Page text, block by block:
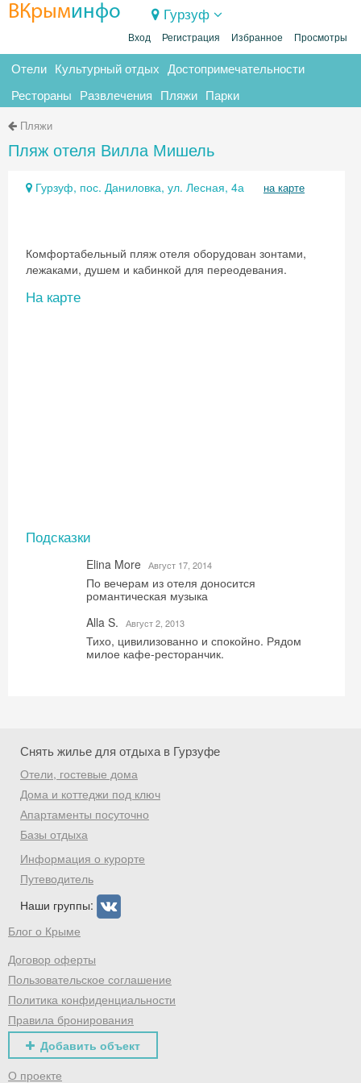
ВКрыминфо Гурзуф
Вход Регистрация Избранное Просмотры
Отели Культурный отдых Достопримечательности
Рестораны Развлечения Пляжи Парки
Пляжи
Пляж отеля Вилла Мишель
Гурзуф, пос. Даниловка, ул. Лесная, 4а на карте
Комфортабельный пляж отеля оборудован зонтами,
лежаками, душем и кабинкой для переодевания.
На карте
Подсказки
Elina More Август 17, 2014
По вечерам из отеля доносится
романтическая музыка
Alla S.
Август 2, 2013
Тихо, цивилизованно и спокойно. Рядом
милое кафе-ресторанчик.
Снять жилье для отдыха в Гурзуфе
Отели, гостевые дома
Дома и коттеджи под ключ
Апартаменты посуточно
Базы отдыха
Информация о курорте
Путеводитель
Наши группы:
Блог о Крыме
Договор оферты
Пользовательское соглашение
Политика конфиденциальности
Правила бронирования
Добавить объект
О проекте
Скидка −5%
Хочешь дешевле? Оставь почту и получи
Получить промокод